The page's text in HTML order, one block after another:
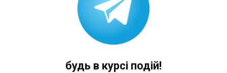
будь в курсі подій!